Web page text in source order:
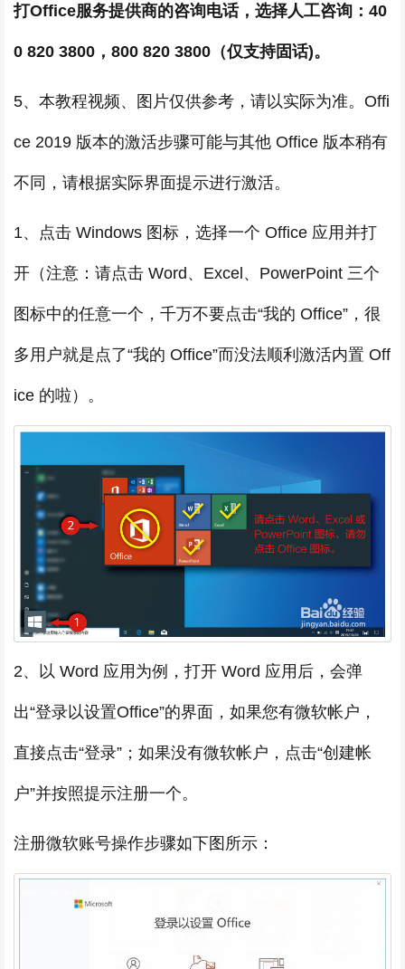
打Office服务提供商的咨询电话，选择人工咨询：40
0 820 3800，800 820 3800（仅支持固话)。
5、本教程视频、图片仅供参考，请以实际为准。Offi
ce 2019 版本的激活步骤可能与其他 Office 版本稍有
不同，请根据实际界面提示进行激活。
1、点击 Windows 图标，选择一个 Office 应用并打
开（注意：请点击 Word、Excel、PowerPoint 三个
图标中的任意一个，千万不要点击“我的 Office”，很
多用户就是点了“我的 Office”而没法顺利激活内置 Off
ice 的啦）。
2、以 Word 应用为例，打开 Word 应用后，会弹
出“登录以设置Office”的界面，如果您有微软帐户，
直接点击“登录”；如果没有微软帐户，点击“创建帐
户”并按照提示注册一个。
注册微软账号操作步骤如下图所示：